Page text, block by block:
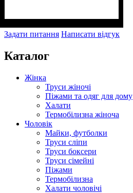
Задати питання Написати відгук
Каталог
Жінка
Труси жіночі
Піжами та одяг для дому
Халати
Термобілизна жіноча
Чоловік
Майки, футболки
Труси сліпи
Труси боксери
Труси сімейні
Піжами
Термобілизна
Халати чоловічі